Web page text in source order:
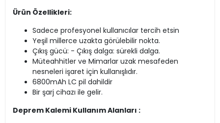
Ürün Özellikleri:
Sadece profesyonel kullanıcılar tercih etsin
Yeşil millerce uzakta görülebilir nokta.
Çıkış gücü: - Çıkış dalga: sürekli dalga.
Müteahhitler ve Mimarlar uzak mesafeden
nesneleri işaret için kullanışlıdır.
6800mAh LC pil dahildir
Bir şarj cihazı ile gelir.
Deprem Kalemi Kullanım Alanları :